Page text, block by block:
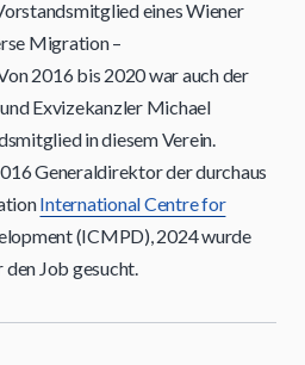
eines Wiener
Migration –
2016 bis 2020 war auch der
Exvizekanzler Michael
in diesem Verein.
Generaldirektor der durchaus
International Centre for
(ICMPD), 2024 wurde
Job gesucht.